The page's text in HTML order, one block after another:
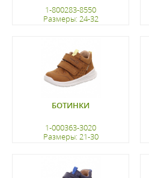
1-800283-8550
Размеры: 24-32
БОТИНКИ
1-000363-3020
Размеры: 21-30